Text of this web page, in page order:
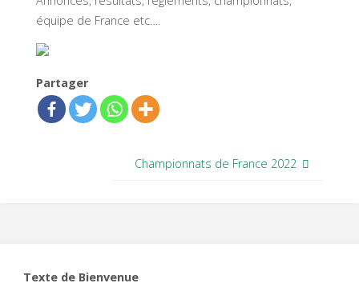
équipe de France etc….
Partager
Championnats de France 2022
Texte de Bienvenue